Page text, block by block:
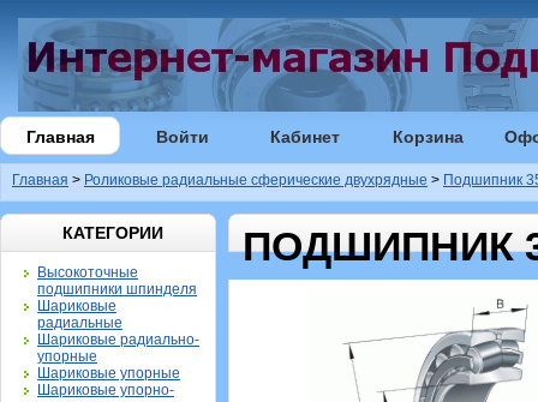
Главная Войти Кабинет Корзина
Главная > Роликовые радиальные сферические двухрядные > Подшипник
КАТЕГОРИИ
Высокоточные
подшипники шпинделя
Шариковые
радиальные
Шариковые радиально-
упорные
Шариковые упорные
Шариковые упорно-
ПОДШИПНИК